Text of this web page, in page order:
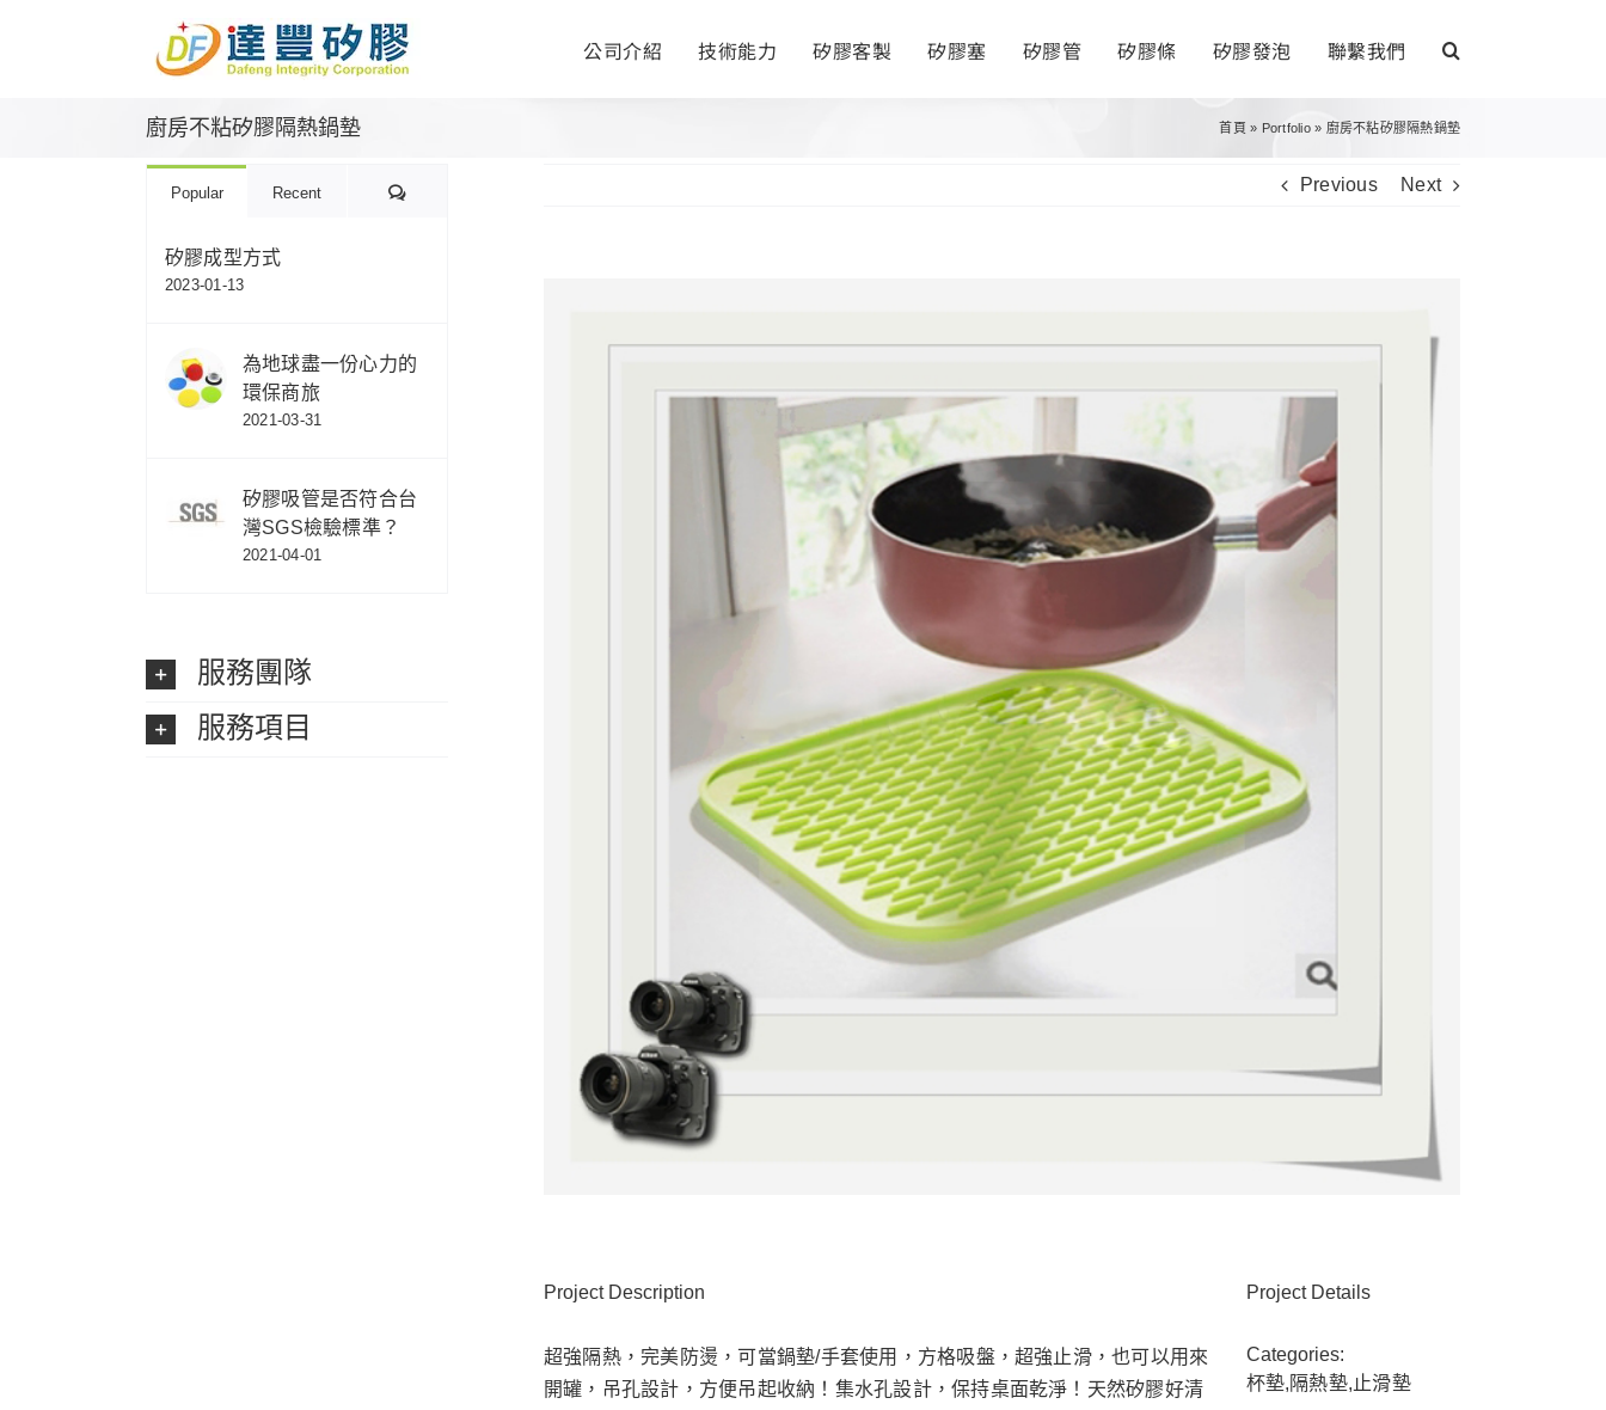
公司介紹 技術能力 矽膠客製 矽膠塞 矽膠管 矽膠條 矽膠發泡 聯繫我們
廚房不粘矽膠隔熱鍋墊 首頁 » Portfolio» 廚房不粘矽膠隔熱鍋墊
Previous Next
Project Description
超強隔熱，完美防燙，可當鍋墊/手套使用，方格吸盤，超強止滑，也可以用來
開罐，吊孔設計，方便吊起收納！集水孔設計，保持桌面乾淨！天然矽膠好清
Project Details
Categories:
杯墊,隔熱墊,止滑墊
Popular Recent Comments
矽膠成型方式
2023-01-13
為地球盡一份心力的
環保商旅
2021-03-31
矽膠吸管是否符合台
灣SGS檢驗標準？
2021-04-01
服務團隊
服務項目